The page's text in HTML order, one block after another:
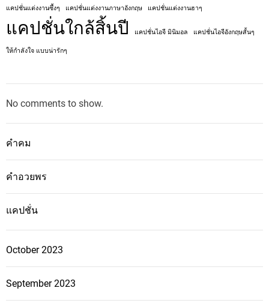
แคปชั่นแต่งงานซึ้งๆ แคปชั่นแต่งงานภาษาอังกฤษ แคปชั่นแต่งงานฮาๆ
แคปชั่นใกล้สิ้นปี แคปชั่นไอจี มินิมอล แคปชั่นไอจีอังกฤษสั้นๆ
ให้กำลังใจ แบบน่ารักๆ
No comments to show.
คำคม
คำอวยพร
แคปชั่น
October 2023
September 2023